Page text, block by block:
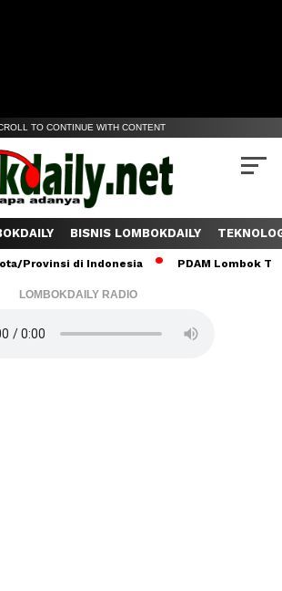
TO CONTINUE WITH CONTENT
BISNIS LOMBOKDAILY
di Indonesia PDAM Lombok Tengah
LOMBOKDAILY RADIO